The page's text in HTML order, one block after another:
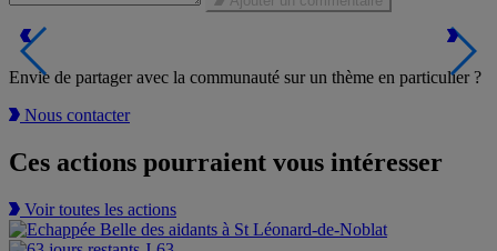
Envie de partager avec la communauté sur un thème en particulier ?
Nous contacter
Ces actions pourraient vous intéresser
Voir toutes les actions